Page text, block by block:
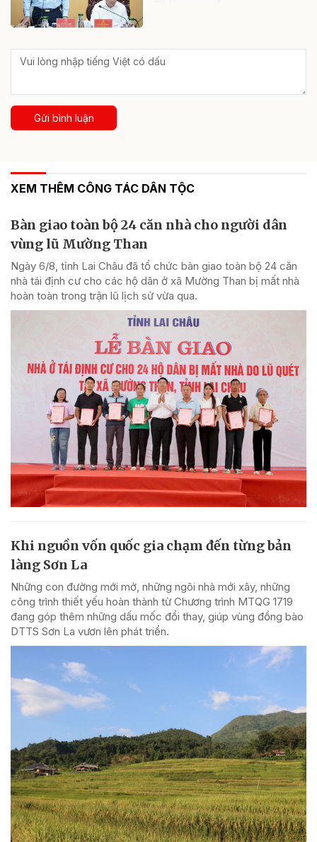
Gửi bình luận
XEM THÊM CÔNG TÁC DÂN TỘC
Bàn giao toàn bộ 24 căn nhà cho người dân
vùng lũ Mường Than
Ngày 6/8, tỉnh Lai Châu đã tổ chức bàn giao toàn bộ 24 căn
nhà tái định cư cho các hộ dân ở xã Mường Than bị mất nhà
hoàn toàn trong trận lũ lịch sử vừa qua.
Khi nguồn vốn quốc gia chạm đến từng bản
làng Sơn La
Những con đường mới mở, những ngôi nhà mới xây, những
công trình thiết yếu hoàn thành từ Chương trình MTQG 1719
đang góp thêm những dấu mốc đổi thay, giúp vùng đồng bào
DTTS Sơn La vươn lên phát triển.